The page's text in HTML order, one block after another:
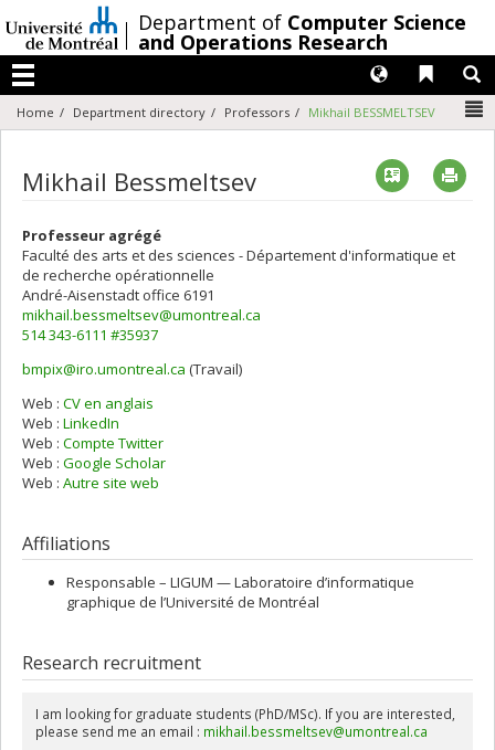
au
contenu
/Department of Computer Science
and Operations Research
Menu
Liens
Langues
Home Department directory Professors Mikhail BESSMELTSEV
Mikhail Bessmeltsev Vcard
Professeur agrégé
Faculté des arts et des sciences - Département d'informatique et
de recherche opérationnelle
André-Aisenstadt office 6191
mikhail.bessmeltsev@umontreal.ca
514 343-6111 #35937
Courriels
bmpix@iro.umontreal.ca (Travail)
Web : CV en anglais
Web : LinkedIn
Web : Compte Twitter
Web : Google Scholar
Web : Autre site web
Affiliations
Responsable – LIGUM — Laboratoire d’informatique
graphique de l’Université de Montréal
Research recruitment
I am looking for graduate students (PhD/MSc). If you are interested,
please send me an email : mikhail.bessmeltsev@umontreal.ca